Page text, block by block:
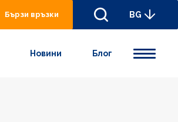
Бързи връзки BG
Новини Блог